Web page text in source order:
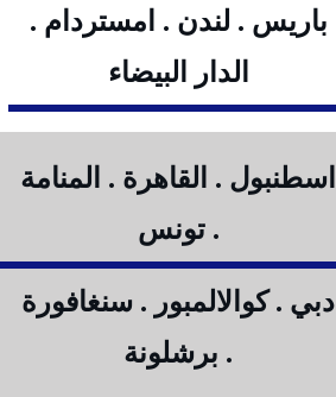
باريس . لندن . امستردام .
الدار البيضاء
اسطنبول . القاهرة . المنامة
. تونس
دبي . كوالالمبور . سنغافورة
. برشلونة